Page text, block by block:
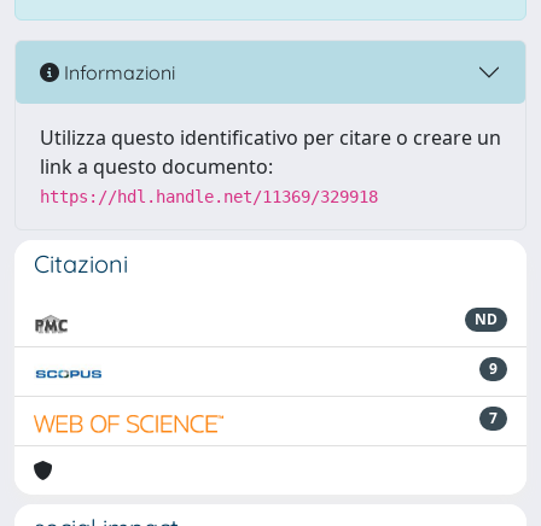
Informazioni
Utilizza questo identificativo per citare o creare un
link a questo documento:
https://hdl.handle.net/11369/329918
Citazioni
ND
9
7